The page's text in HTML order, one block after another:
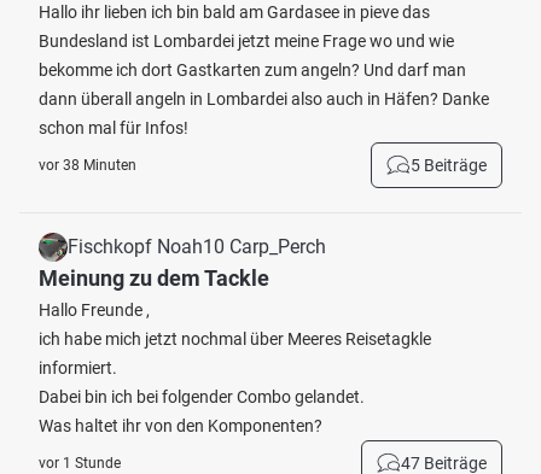
Hallo ihr lieben ich bin bald am Gardasee in pieve das
Bundesland ist Lombardei jetzt meine Frage wo und wie
bekomme ich dort Gastkarten zum angeln? Und darf man
dann überall angeln in Lombardei also auch in Häfen? Danke
schon mal für Infos!
vor 38 Minuten 5 Beiträge
Fischkopf Noah10 Carp_Perch
Meinung zu dem Tackle
Hallo Freunde ,
ich habe mich jetzt nochmal über Meeres Reisetagkle
informiert.
Dabei bin ich bei folgender Combo gelandet.
Was haltet ihr von den Komponenten?
vor 1 Stunde 47 Beiträge